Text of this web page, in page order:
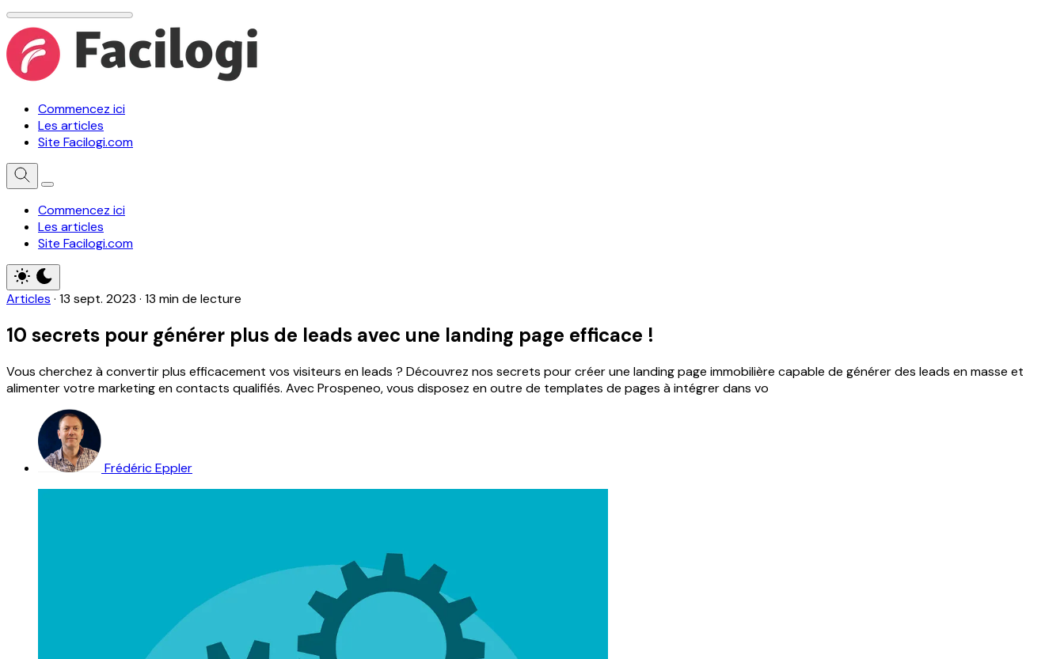
Commencez ici
Les articles
Site Facilogi.com
Commencez ici
Les articles
Site Facilogi.com
Articles · 13 sept. 2023 · 13 min de lecture
10 secrets pour générer plus de leads avec une landing page efficace !
Vous cherchez à convertir plus efficacement vos visiteurs en leads ? Découvrez nos secrets pour créer une landing page immobilière capable de générer des leads en masse et
alimenter votre marketing en contacts qualifiés. Avec Prospeneo, vous disposez en outre de templates de pages à intégrer dans vo
Frédéric Eppler